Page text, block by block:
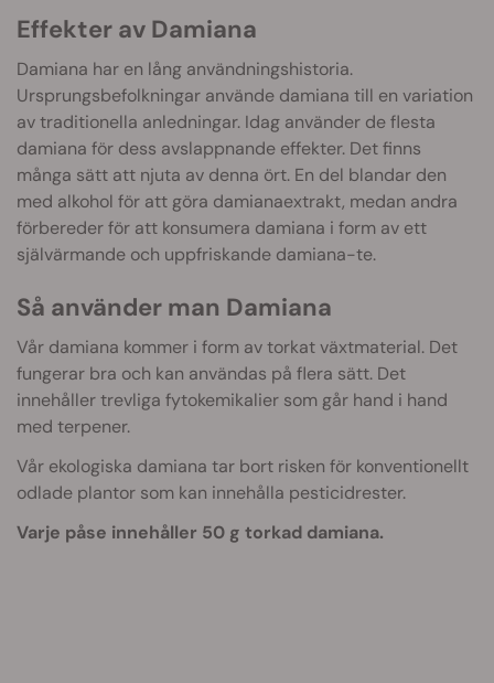
Effekter av Damiana
Damiana har en lång användningshistoria.
Ursprungsbefolkningar använde damiana till en variation
av traditionella anledningar. Idag använder de flesta
damiana för dess avslappnande effekter. Det finns
många sätt att njuta av denna ört. En del blandar den
med alkohol för att göra damianaextrakt, medan andra
förbereder för att konsumera damiana i form av ett
självärmande och uppfriskande damiana-te.
Så använder man Damiana
Vår damiana kommer i form av torkat växtmaterial. Det
fungerar bra och kan användas på flera sätt. Det
innehåller trevliga fytokemikalier som går hand i hand
med terpener.
Vår ekologiska damiana tar bort risken för konventionellt
odlade plantor som kan innehålla pesticidrester.
Varje påse innehåller 50 g torkad damiana.